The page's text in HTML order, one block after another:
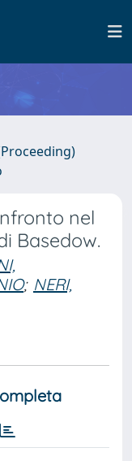
nel
Basedow.
; NERI,